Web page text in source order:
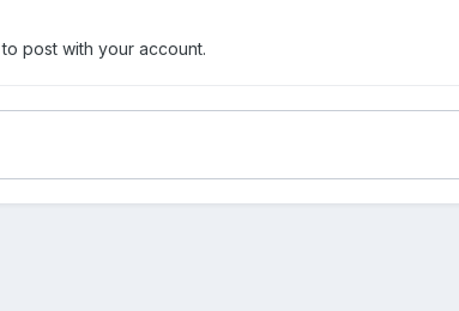
to post with your account.